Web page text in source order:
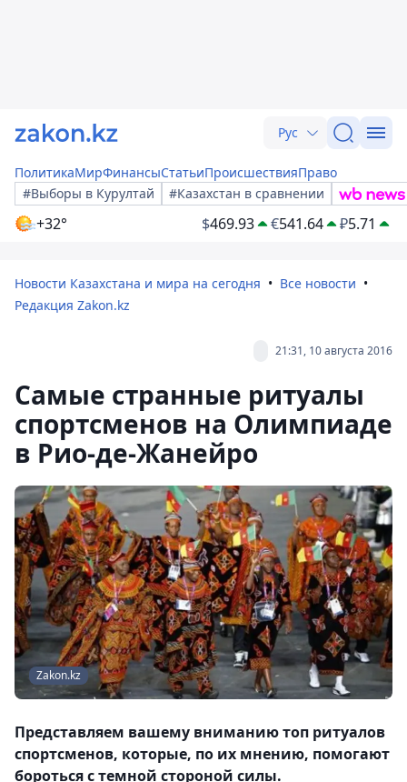
Рус
ПолитикаМирФинансыСтатьиПроисшествияПраво
#Выборы в Курултай
#Казахстан в сравнении
+32° $469.93 €541.64 ₽5.71
Новости Казахстана и мира на сегодня
Все новости
Редакция Zakon.kz
21:31, 10 августа 2016
Самые странные ритуалы
спортсменов на Олимпиаде
в Рио-де-Жанейро
Zakon.kz
Представляем вашему вниманию топ ритуалов
спортсменов, которые, по их мнению, помогают
бороться с темной стороной силы.